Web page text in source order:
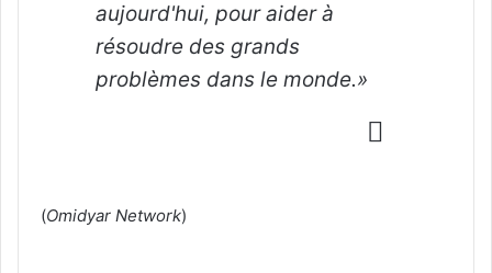
aujourd'hui, pour aider à
résoudre des grands
problèmes dans le monde.»
(Omidyar Network)